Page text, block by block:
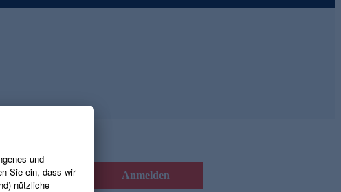
Anmelden